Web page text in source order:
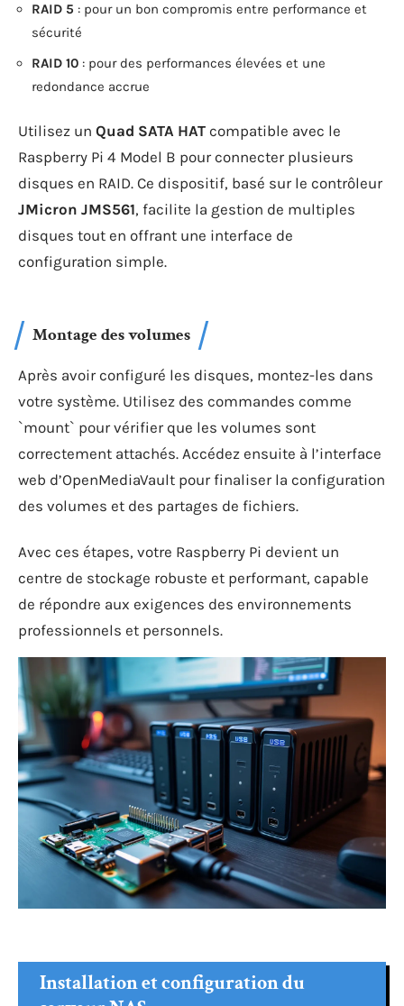
RAID 5 : pour un bon compromis entre performance et
sécurité
RAID 10 : pour des performances élevées et une
redondance accrue
Utilisez un Quad SATA HAT compatible avec le
Raspberry Pi 4 Model B pour connecter plusieurs
disques en RAID. Ce dispositif, basé sur le contrôleur
JMicron JMS561, facilite la gestion de multiples
disques tout en offrant une interface de
configuration simple.
Montage des volumes
Après avoir configuré les disques, montez-les dans
votre système. Utilisez des commandes comme
`mount` pour vérifier que les volumes sont
correctement attachés. Accédez ensuite à l’interface
web d’OpenMediaVault pour finaliser la configuration
des volumes et des partages de fichiers.
Avec ces étapes, votre Raspberry Pi devient un
centre de stockage robuste et performant, capable
de répondre aux exigences des environnements
professionnels et personnels.
Installation et configuration du